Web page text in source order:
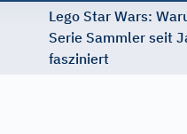
Lego Star Wars:
Serie Sammler seit
fasziniert